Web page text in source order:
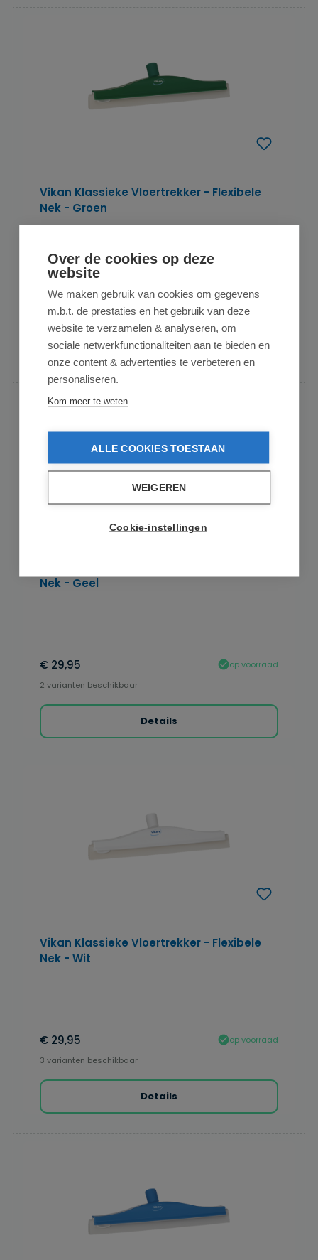
Vikan Klassieke Vloertrekker - Flexibele
Nek - Groen
€ 29,95
2 varianten beschikbaar
Details
Nek - Geel
€ 29,95
op voorraad
2 varianten beschikbaar
Details
Vikan Klassieke Vloertrekker - Flexibele
Nek - Wit
€ 29,95
op voorraad
3 varianten beschikbaar
Details
Over de cookies op deze
website
We maken gebruik van cookies om gegevens
m.b.t. de prestaties en het gebruik van deze
website te verzamelen & analyseren, om
sociale netwerkfunctionaliteiten aan te bieden en
onze content & advertenties te verbeteren en
personaliseren.
Kom meer te weten
ALLE COOKIES TOESTAAN
WEIGEREN
Cookie-instellingen